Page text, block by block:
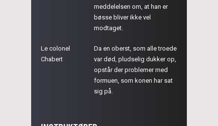
meddelelsen om, at han er
bøsse bliver ikke vel
modtaget.
Le colonel
Chabert
Da en oberst, som alle troede
var død, pludselig dukker op,
opstår der problemer med
formuen, som konen har sat
sig på.